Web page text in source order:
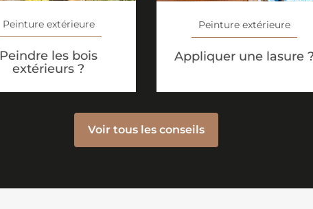
Peinture extérieure
Peindre les bois
extérieurs ?
Peinture extérieure
Appliquer une lasure ?
Voir tous les conseils